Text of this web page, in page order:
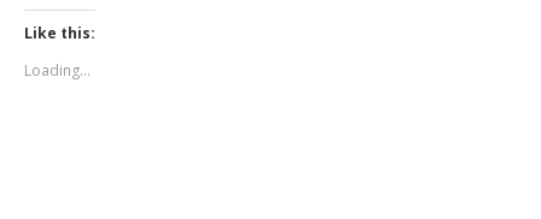
Twitter
(Opens
in
window)
Like this:
Loading...